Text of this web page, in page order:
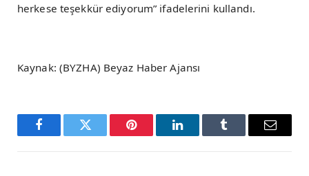
herkese teşekkür ediyorum” ifadelerini kullandı.
Kaynak: (BYZHA) Beyaz Haber Ajansı
FacebookTwitter Pinterest LinkedInTumblr Email